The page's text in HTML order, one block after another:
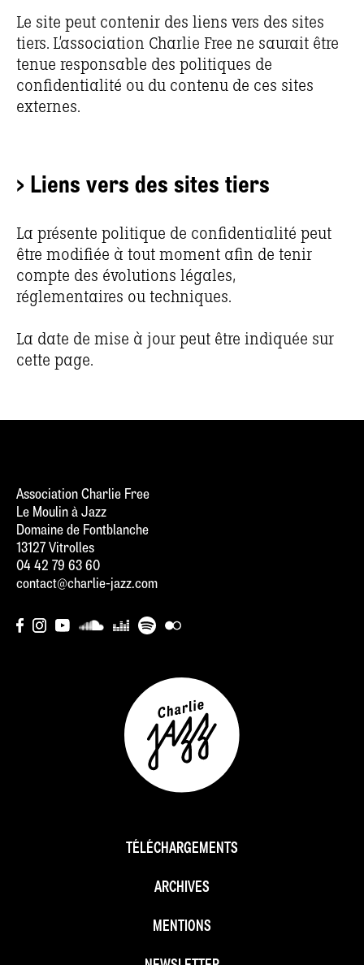
Le site peut contenir des liens vers des sites
tiers. L’association Charlie Free ne saurait être
tenue responsable des politiques de
confidentialité ou du contenu de ces sites
externes.
> Liens vers des sites tiers
La présente politique de confidentialité peut
être modifiée à tout moment afin de tenir
compte des évolutions légales,
réglementaires ou techniques.
La date de mise à jour peut être indiquée sur
cette page.
Association Charlie Free
Le Moulin à Jazz
Domaine de Fontblanche
13127 Vitrolles
04 42 79 63 60
contact@charlie-jazz.com
TÉLÉCHARGEMENTS
ARCHIVES
MENTIONS